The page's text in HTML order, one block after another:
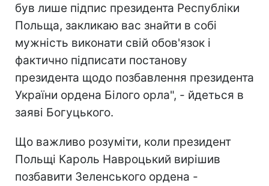
був лише підпис президента Республіки
Польща, закликаю вас знайти в собі
мужність виконати свій обов'язок і
фактично підписати постанову
президента щодо позбавлення президента
України ордена Білого орла", - йдеться в
заяві Богуцького.
Що важливо розуміти, коли президент
Польщі Кароль Навроцький вирішив
позбавити Зеленського ордена -